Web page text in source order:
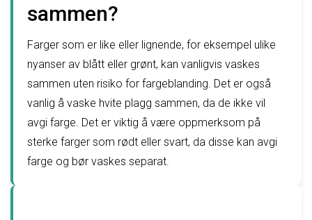
sammen?
Farger som er like eller lignende, for eksempel ulike
nyanser av blått eller grønt, kan vanligvis vaskes
sammen uten risiko for fargeblanding. Det er også
vanlig å vaske hvite plagg sammen, da de ikke vil
avgi farge. Det er viktig å være oppmerksom på
sterke farger som rødt eller svart, da disse kan avgi
farge og bør vaskes separat.